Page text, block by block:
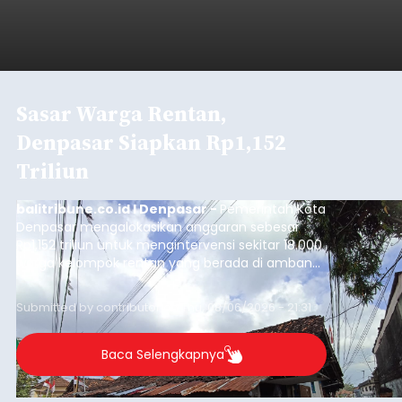
Sasar Warga Rentan,
Denpasar Siapkan Rp1,152
Triliun
balitribune.co.id I Denpasar - Pemerintah Kota
Denpasar mengalokasikan anggaran sebesar
Rp1,152 triliun untuk mengintervensi sekitar 18.000
warga kelompok rentan yang berada di ambang
garis kemiskinan. Langkah strategis ini diambil
guna menjaga masyarakat yang berada pada
kelompok desil 5 dan 6 tersebut agar tidak
merosot ke kategori miskin.
Submitted by contributor Thu, 08/06/2026 - 21:31
Baca Selengkapnya